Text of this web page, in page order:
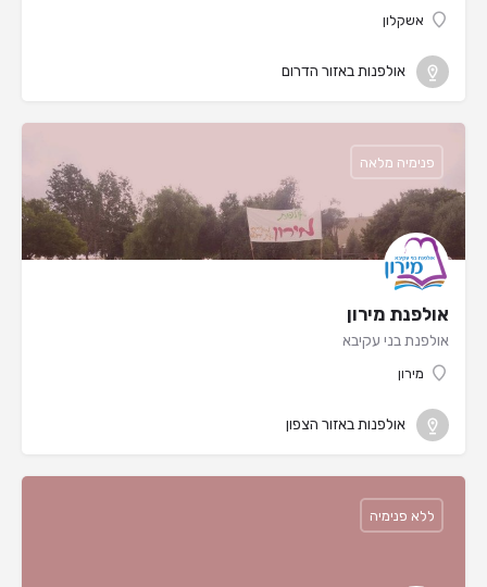
אשקלון
אולפנות באזור הדרום
אולפנת מירון
אולפנת בני עקיבא
מירון
פנימיה מלאה
אולפנות באזור הצפון
ללא פנימיה